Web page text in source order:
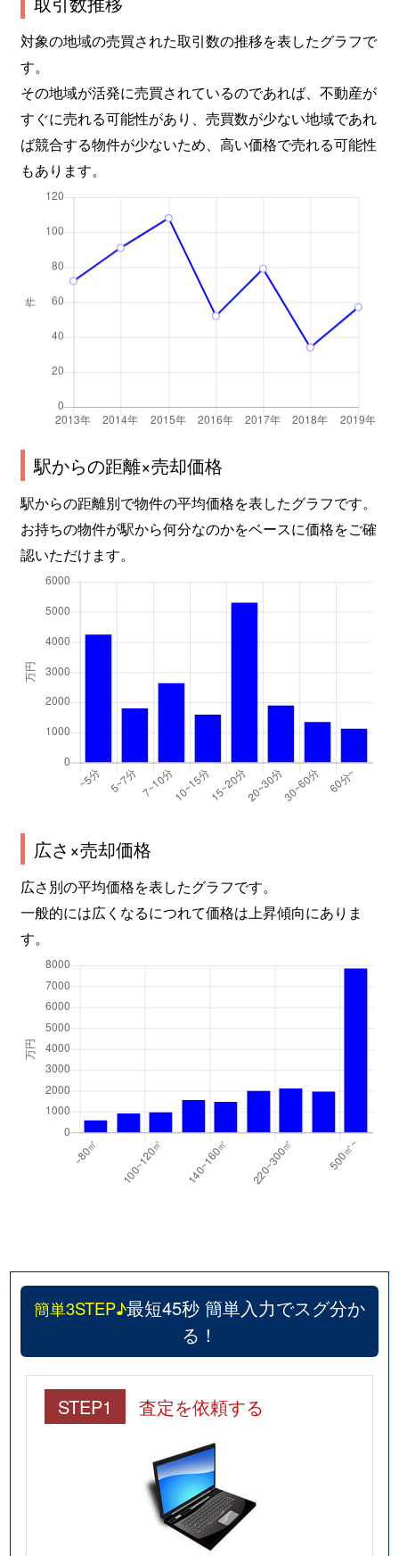
対象の地域の売買された取引数の推移を表したグラフで
す。
その地域が活発に売買されているのであれば、不動産が
すぐに売れる可能性があり、売買数が少ない地域であれ
ば競合する物件が少ないため、高い価格で売れる可能性
もあります。
駅からの距離×売却価格
駅からの距離別で物件の平均価格を表したグラフです。
お持ちの物件が駅から何分なのかをベースに価格をご確
認いただけます。
広さ×売却価格
広さ別の平均価格を表したグラフです。
一般的には広くなるにつれて価格は上昇傾向にありま
す。
簡単3STEP♪最短45秒 簡単入力でスグ分か
る！
STEP1 査定を依頼する